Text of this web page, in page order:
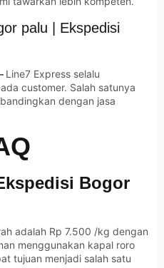
palu | Ekspedisi
Line7 Express selalu
customer. Salah satunya
dengan jasa
Bogor
adalah Rp 7.500 /kg dengan
menggunakan kapal roro
tujuan menjadi salah satu